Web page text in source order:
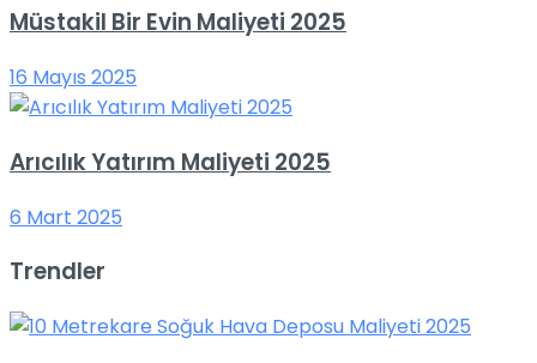
Müstakil Bir Evin Maliyeti 2025
16 Mayıs 2025
Arıcılık Yatırım Maliyeti 2025
6 Mart 2025
Trendler